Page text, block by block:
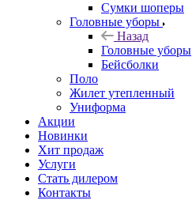
Сумки шоперы
Головные уборы
Назад
Головные уборы
Бейсболки
Поло
Жилет утепленный
Униформа
Акции
Новинки
Хит продаж
Услуги
Стать дилером
Контакты